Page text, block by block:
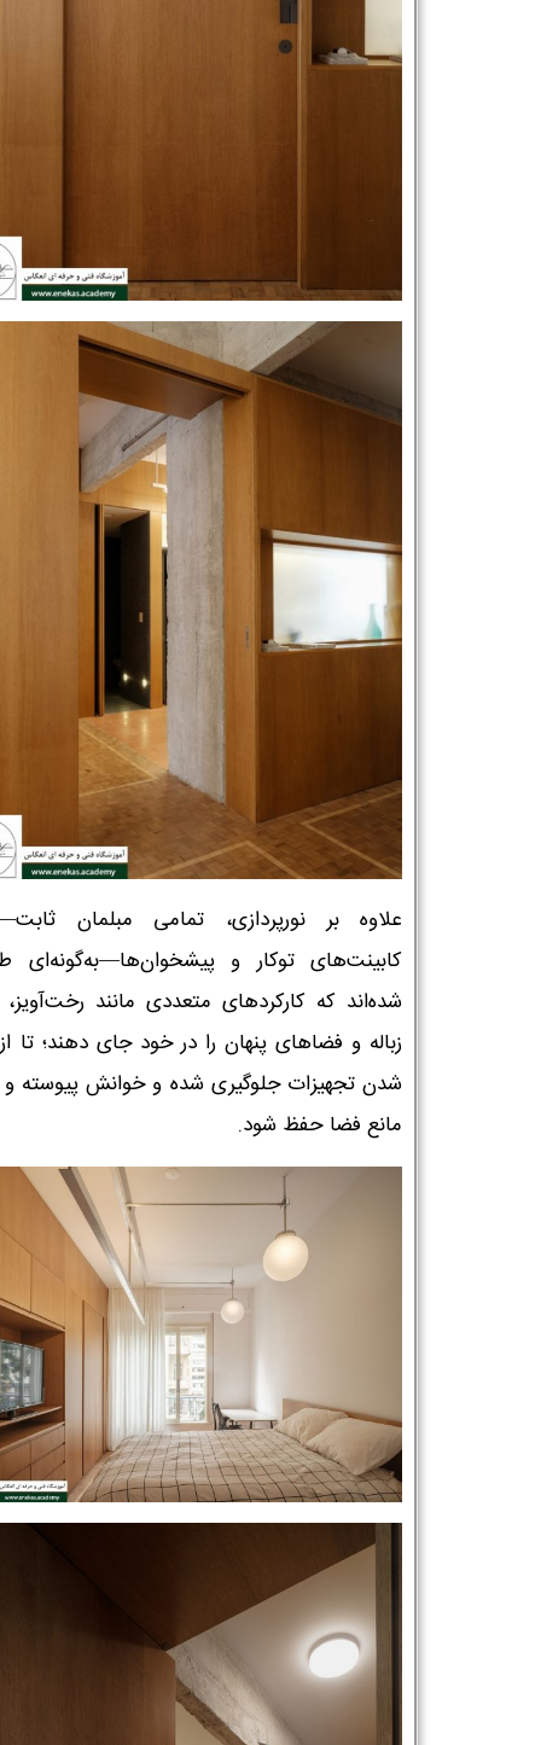
علاوه بر نورپردازی، تمامی مبلمان
کابینت‌های توکار و پیشخوان‌ها—به‌گونه‌ای
شده‌اند که کارکردهای متعددی مانند
زباله و فضاهای پنهان را در خود جای دهند؛ تا
شدن تجهیزات جلوگیری شده و خوانش پیوسته
مانع فضا حفظ شود.
نام و نام خانوادگی : *